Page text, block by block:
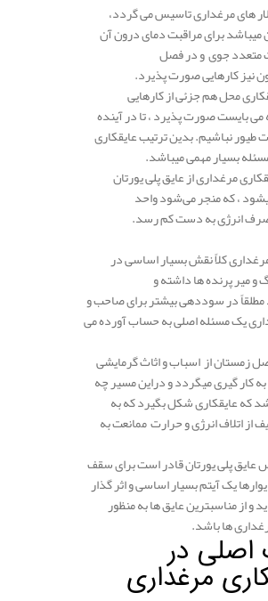
های مرغداری تاسیس می گردد،
میباشد برای مراقبت دمای درون آن
متعدد جوی و در فصل
نیز کارهایی صورت پذیرد.
محل هم جزئی از کارهایی
بایست صورت پذیرد ، تا در آینده
طیور نباشیم. بدین ترتیب عایقکاری
بسیار مهمی میباشد.
مرغداری از عایق پلی یورتان
، که منجر می‌شود واحد
انرژی به دست کم رسد.
کلاً نقش بسیار اساسی در
میر پرنده ها داشته و
مطلقاً در سوددهی بیشتر برای صاحب و
یک مسئله اصلی به حساب آورده می
‌زمستان از اسباب و اثاث گرمایشی
کار گیری میگردد و در‌این مسیر چه
که عایقکاری شکل بگیرد که به
اتلاف انرژی و حرارت ممانعت به
عایق پلی یورتان قادر است برای سقف
یک آیتم بسیار اساسی و اثر گذار
و از مناسبترین عایق ها به منظور
ها باشد.
اصلی در
مرغداری